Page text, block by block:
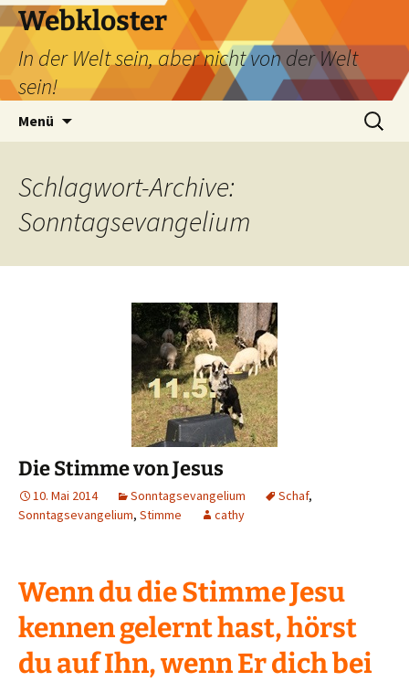
Webkloster
In der Welt sein, aber nicht von der Welt
sein!
Menü
Suchen
nach:
Schlagwort-Archive:
Sonntagsevangelium
Die Stimme von Jesus
10. Mai 2014 Sonntagsevangelium Schaf,
Sonntagsevangelium, Stimme cathy
Wenn du die Stimme Jesu
kennen gelernt hast, hörst
du auf Ihn, wenn Er dich bei